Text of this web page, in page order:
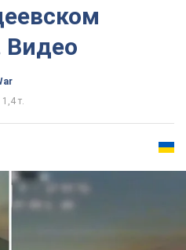
Видео
1,4 т.